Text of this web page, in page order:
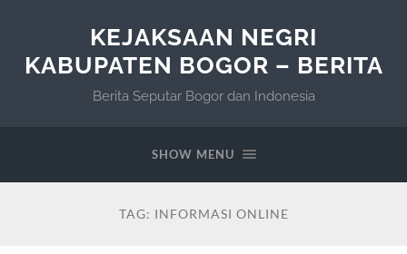
KEJAKSAAN NEGRI
KABUPATEN BOGOR – BERITA
Berita Seputar Bogor dan Indonesia
SHOW MENU
TAG: INFORMASI ONLINE